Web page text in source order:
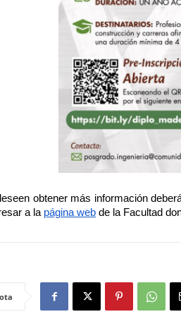
obtener más información
a la página web de la Facultad